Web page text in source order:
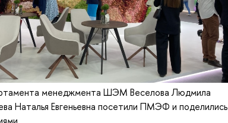
менеджмента ШЭМ Веселова Людмила
Наталья Евгеньевна посетили ПМЭФ и поделились